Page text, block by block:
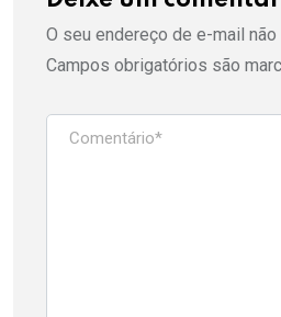
O seu endereço de e-mail
Campos obrigatórios são